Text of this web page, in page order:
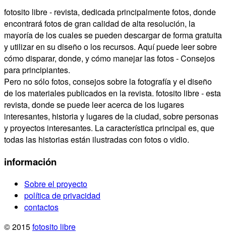
fotosito libre - revista, dedicada principalmente fotos, donde
encontrará fotos de gran calidad de alta resolución, la
mayoría de los cuales se pueden descargar de forma gratuita
y utilizar en su diseño o los recursos. Aquí puede leer sobre
cómo disparar, donde, y cómo manejar las fotos - Consejos
para principiantes.
Pero no sólo fotos, consejos sobre la fotografía y el diseño
de los materiales publicados en la revista. fotosito libre - esta
revista, donde se puede leer acerca de los lugares
interesantes, historia y lugares de la ciudad, sobre personas
y proyectos interesantes. La característica principal es, que
todas las historias están ilustradas con fotos o vidio.
información
Sobre el proyecto
política de privacidad
contactos
© 2015fotosito libre